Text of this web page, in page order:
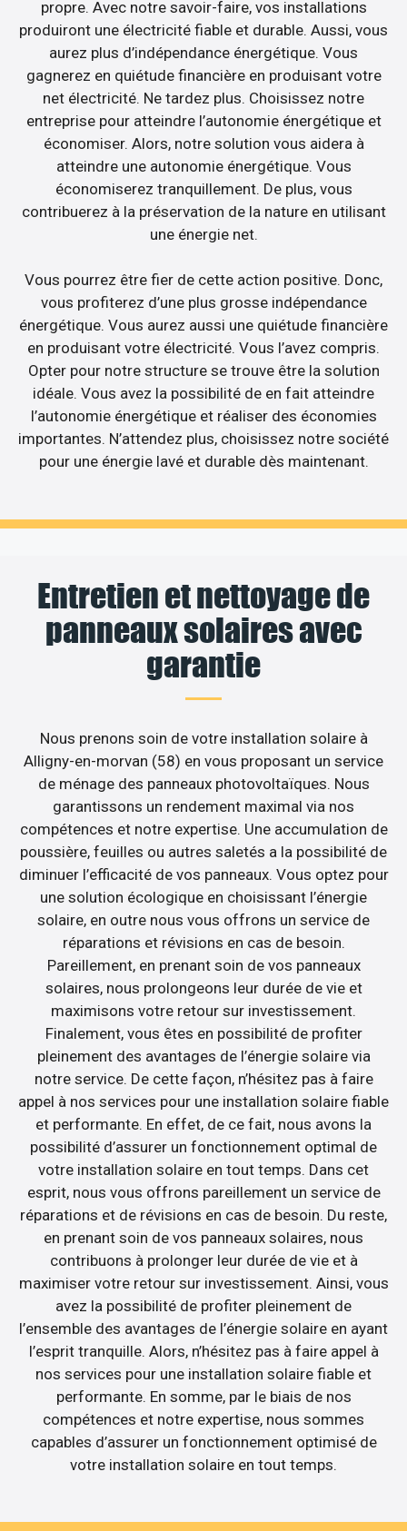
propre. Avec notre savoir-faire, vos installations
produiront une électricité fiable et durable. Aussi, vous
aurez plus d’indépendance énergétique. Vous
gagnerez en quiétude financière en produisant votre
net électricité. Ne tardez plus. Choisissez notre
entreprise pour atteindre l’autonomie énergétique et
économiser. Alors, notre solution vous aidera à
atteindre une autonomie énergétique. Vous
économiserez tranquillement. De plus, vous
contribuerez à la préservation de la nature en utilisant
une énergie net.
Vous pourrez être fier de cette action positive. Donc,
vous profiterez d’une plus grosse indépendance
énergétique. Vous aurez aussi une quiétude financière
en produisant votre électricité. Vous l’avez compris.
Opter pour notre structure se trouve être la solution
idéale. Vous avez la possibilité de en fait atteindre
l’autonomie énergétique et réaliser des économies
importantes. N’attendez plus, choisissez notre société
pour une énergie lavé et durable dès maintenant.
Entretien et nettoyage de
panneaux solaires avec
garantie
Nous prenons soin de votre installation solaire à
Alligny-en-morvan (58) en vous proposant un service
de ménage des panneaux photovoltaïques. Nous
garantissons un rendement maximal via nos
compétences et notre expertise. Une accumulation de
poussière, feuilles ou autres saletés a la possibilité de
diminuer l’efficacité de vos panneaux. Vous optez pour
une solution écologique en choisissant l’énergie
solaire, en outre nous vous offrons un service de
réparations et révisions en cas de besoin.
Pareillement, en prenant soin de vos panneaux
solaires, nous prolongeons leur durée de vie et
maximisons votre retour sur investissement.
Finalement, vous êtes en possibilité de profiter
pleinement des avantages de l’énergie solaire via
notre service. De cette façon, n’hésitez pas à faire
appel à nos services pour une installation solaire fiable
et performante. En effet, de ce fait, nous avons la
possibilité d’assurer un fonctionnement optimal de
votre installation solaire en tout temps. Dans cet
esprit, nous vous offrons pareillement un service de
réparations et de révisions en cas de besoin. Du reste,
en prenant soin de vos panneaux solaires, nous
contribuons à prolonger leur durée de vie et à
maximiser votre retour sur investissement. Ainsi, vous
avez la possibilité de profiter pleinement de
l’ensemble des avantages de l’énergie solaire en ayant
l’esprit tranquille. Alors, n’hésitez pas à faire appel à
nos services pour une installation solaire fiable et
performante. En somme, par le biais de nos
compétences et notre expertise, nous sommes
capables d’assurer un fonctionnement optimisé de
votre installation solaire en tout temps.